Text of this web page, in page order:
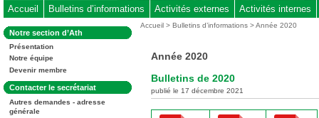
-
à
la
recherche
Accueil Bulletins d’informations Activités externes Activités internes
Dans
la
rubrique
:
Notre section d’Ath
Présentation
Notre équipe
Devenir membre
Dans
la
rubrique
:
Contacter le secrétariat
Autres demandes - adresse
générale
Vous
Accueil >Bulletins d’informations > Année 2020
Année 2020
Bulletins de 2020
publié le 17 décembre 2021